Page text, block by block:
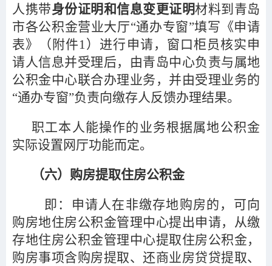
人携带身份证明和信息变更证明材料到青岛
市各公积金营业大厅“通办专窗”填写《申请
表》（附件1）进行申请，窗口柜员核实申
请人信息并受理后，由青岛中心负责与属地
公积金中心联合办理业务，并由受理业务的
“通办专窗”负责向缴存人反馈办理结果。
职工本人能操作的业务根据属地公积金
实际设置网厅功能而定。
（六）购房提取住房公积金
即：申请人在非缴存地购房的，可向
购房地住房公积金管理中心提出申请，从缴
存地住房公积金管理中心提取住房公积金，
购房事项含购房提取、还商业房贷贷提取、